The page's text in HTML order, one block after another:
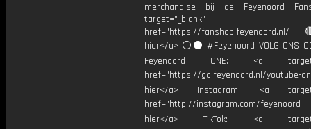
merchandise bij de Feyenoord
target="_blank"
href="https://
hier</a> ⚪️⚫ #Feyenoord VOLG ONS
Feyenoord ONE: <a
href="https://go.feyenoord.nl/youtube-
hier</a> Instagram: <a
href="http://instagram.com/
hier</a> TikTok: <a